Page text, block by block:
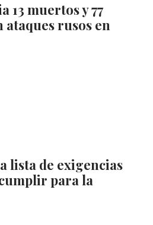
13 muertos y 77
rusos en
lista de exigencias
para la